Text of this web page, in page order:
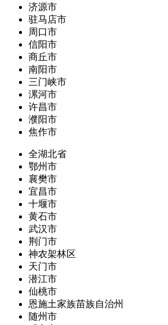
济源市
驻马店市
周口市
信阳市
商丘市
南阳市
三门峡市
漯河市
许昌市
濮阳市
焦作市
全湖北省
鄂州市
襄樊市
宜昌市
十堰市
黄石市
武汉市
荆门市
神农架林区
天门市
潜江市
仙桃市
恩施土家族苗族自治州
随州市